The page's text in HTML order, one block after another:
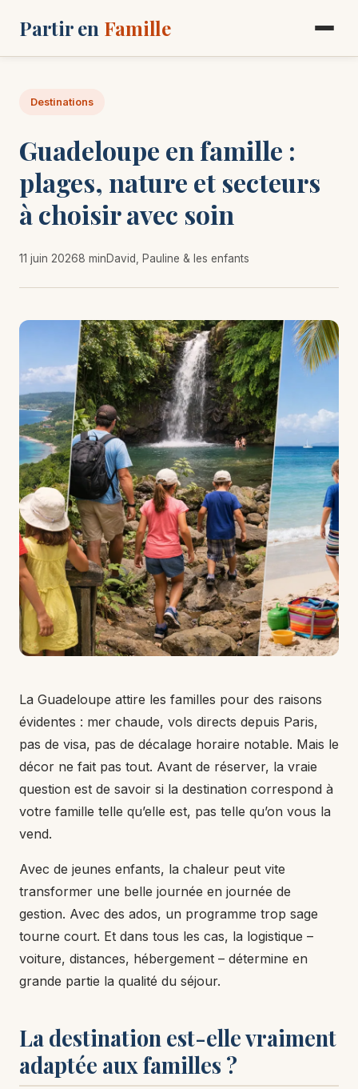
Partir en Famille
Destinations
Guadeloupe en famille :
plages, nature et secteurs
à choisir avec soin
11 juin 20268 minDavid, Pauline & les enfants
La Guadeloupe attire les familles pour des raisons
évidentes : mer chaude, vols directs depuis Paris,
pas de visa, pas de décalage horaire notable. Mais le
décor ne fait pas tout. Avant de réserver, la vraie
question est de savoir si la destination correspond à
votre famille telle qu’elle est, pas telle qu’on vous la
vend.
Avec de jeunes enfants, la chaleur peut vite
transformer une belle journée en journée de
gestion. Avec des ados, un programme trop sage
tourne court. Et dans tous les cas, la logistique –
voiture, distances, hébergement – détermine en
grande partie la qualité du séjour.
La destination est-elle vraiment
adaptée aux familles ?